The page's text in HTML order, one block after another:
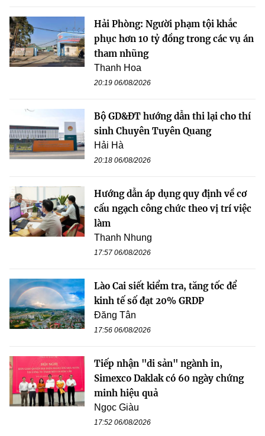
Hải Phòng: Người phạm tội khắc
phục hơn 10 tỷ đồng trong các vụ án
tham nhũng
Thanh Hoa
20:19 06/08/2026
Bộ GD&ĐT hướng dẫn thi lại cho thí
sinh Chuyên Tuyên Quang
Hải Hà
20:18 06/08/2026
Hướng dẫn áp dụng quy định về cơ
cấu ngạch công chức theo vị trí việc
làm
Thanh Nhung
17:57 06/08/2026
Lào Cai siết kiểm tra, tăng tốc để
kinh tế số đạt 20% GRDP
Đăng Tân
17:56 06/08/2026
Tiếp nhận "di sản" ngành in,
Simexco Daklak có 60 ngày chứng
minh hiệu quả
Ngọc Giàu
17:52 06/08/2026